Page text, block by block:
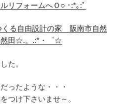
リフォームへＯ○ ･:*｡:ﾟ
る自由設計の家 阪南市自然
田☆.。.:*・゜☆
た。
ったような・・・
つけ下さいませ～。